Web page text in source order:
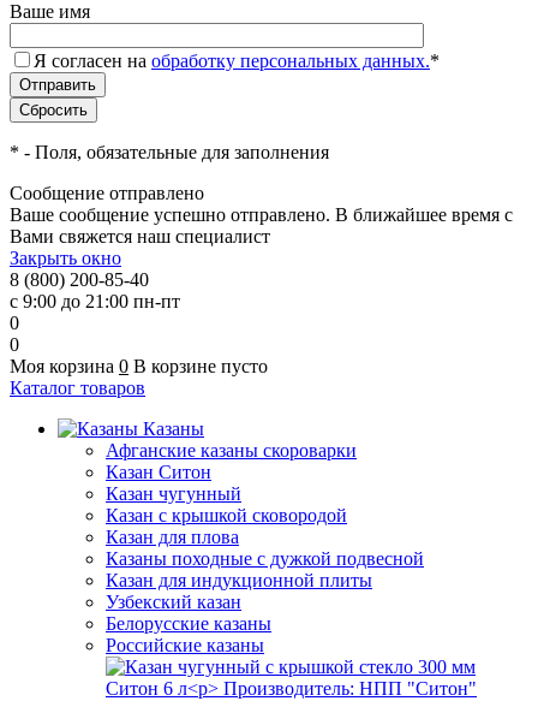
Ваше имя
Я согласен на обработку персональных данных.*
* - Поля, обязательные для заполнения
Сообщение отправлено
Ваше сообщение успешно отправлено. В ближайшее время с
Вами свяжется наш специалист
Закрыть окно
8 (800) 200-85-40
с 9:00 до 21:00 пн-пт
0
0
Моя корзина 0 В корзине пусто
Каталог товаров
Казаны
Афганские казаны скороварки
Казан Ситон
Казан чугунный
Казан с крышкой сковородой
Казан для плова
Казаны походные с дужкой подвесной
Казан для индукционной плиты
Узбекский казан
Белорусские казаны
Российские казаны